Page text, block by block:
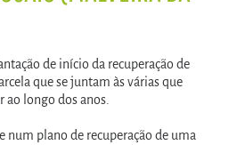
de início da recuperação de
que se juntam às várias que
ao longo dos anos.
num plano de recuperação de uma